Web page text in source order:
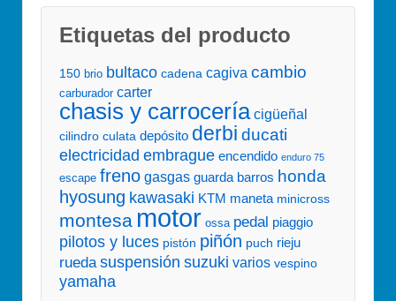
Etiquetas del producto
150 brio bultaco cadena cagiva cambio
carburador carter
chasis y carrocería cigüeñal
cilindro culata depósito derbi ducati
electricidad embrague encendido enduro 75
escape freno gasgas guarda barros honda
hyosung kawasaki KTM maneta minicross
montesa motor ossa pedal piaggio
pilotos y luces pistón piñón puch rieju
rueda suspensión suzuki varios vespino
yamaha